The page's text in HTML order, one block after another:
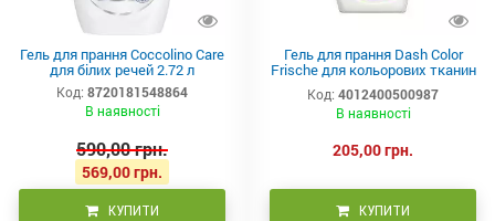
Гель для прання Coccolino Care
для білих речей 2.72 л
Код: 8720181548864
В наявності
590,00 грн.
569,00 грн.
КУПИТИ
Гель для прання Dash Color
Frische для кольорових тканин
1.1 л 20 прань
Код: 4012400500987
В наявності
205,00 грн.
КУПИТИ